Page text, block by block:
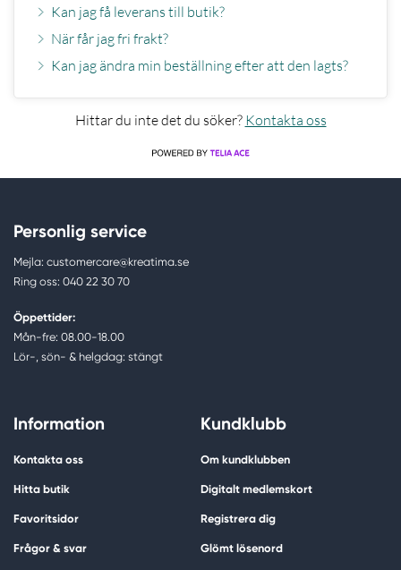
Kan jag få leverans till butik?
När får jag fri frakt?
Kan jag ändra min beställning efter att den lagts?
Hittar du inte det du söker? Kontakta oss
Personlig service
Mejla: customercare@kreatima.se
Ring oss: 040 22 30 70
Öppettider:
Mån-fre: 08.00-18.00
Lör-, sön- & helgdag: stängt
Information
Kontakta oss
Hitta butik
Favoritsidor
Frågor & svar
Kundklubb
Om kundklubben
Digitalt medlemskort
Registrera dig
Glömt lösenord